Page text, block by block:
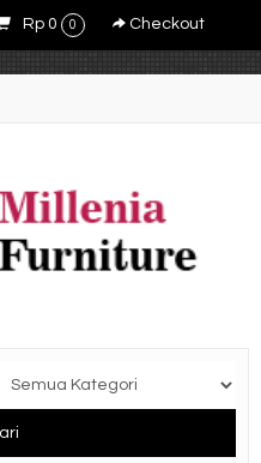
9V5y5zQ0
Rp 0 0 Checkout